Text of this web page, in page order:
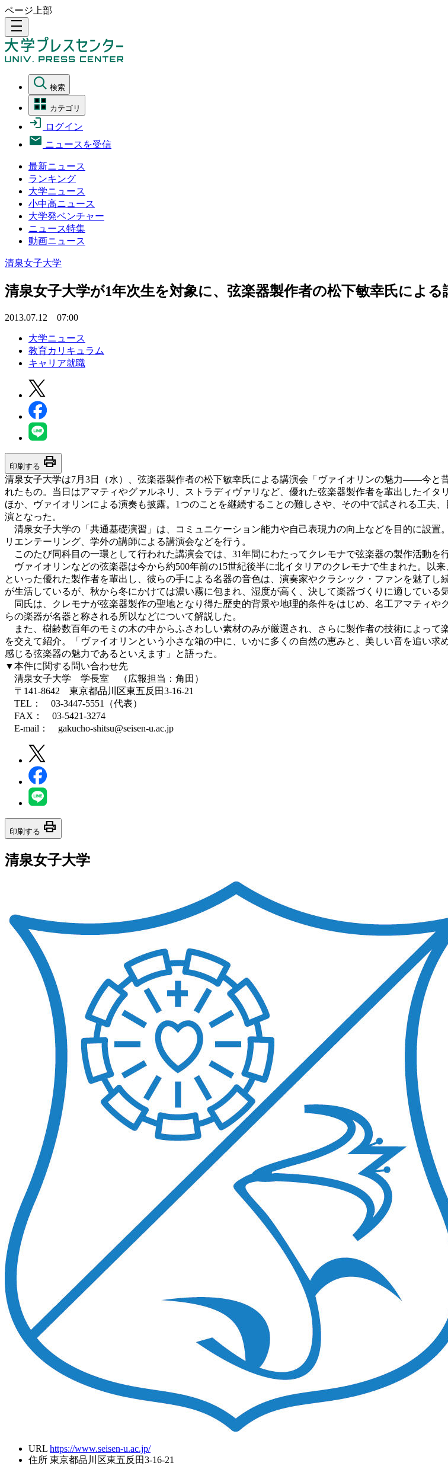
ページ上部
density_medium
検索
カテゴリ
ログイン
ニュースを受信
最新ニュース
ランキング
大学ニュース
小中高ニュース
大学発ベンチャー
ニュース特集
動画ニュース
清泉女子大学
清泉女子大学が1年次生を対象に、弦楽器製作者の松下敏幸氏によ
2013.07.12 07:00
大学ニュース
教育カリキュラム
キャリア就職
印刷する print
清泉女子大学は7月3日（水）、弦楽器製作者の松下敏幸氏による講演会「ヴァイオリンの魅力――今と
れたもの。当日はアマティやグァルネリ、ストラディヴァリなど、優れた弦楽器製作者を輩出したイ
ほか、ヴァイオリンによる演奏も披露。1つのことを継続することの難しさや、その中で試される工夫
演となった。
清泉女子大学の「共通基礎演習」は、コミュニケーション能力や自己表現力の向上などを目的に設
リエンテーリング、学外の講師による講演会などを行う。
このたび同科目の一環として行われた講演会では、31年間にわたってクレモナで弦楽器の製作活動を
ヴァイオリンなどの弦楽器は今から約500年前の15世紀後半に北イタリアのクレモナで生まれた。以
といった優れた製作者を輩出し、彼らの手による名器の音色は、演奏家やクラシック・ファンを魅了
が生活しているが、秋から冬にかけては濃い霧に包まれ、湿度が高く、決して楽器づくりに適している
同氏は、クレモナが弦楽器製作の聖地となり得た歴史的背景や地理的条件をはじめ、名工アマティ
らの楽器が名器と称される所以などについて解説した。
また、樹齢数百年のモミの木の中からふさわしい素材のみが厳選され、さらに製作者の技術によっ
を交えて紹介。「ヴァイオリンという小さな箱の中に、いかに多くの自然の恵みと、美しい音を追い
感じる弦楽器の魅力であるといえます」と語った。
▼本件に関する問い合わせ先
清泉女子大学 学長室 （広報担当：角田）
〒141-8642 東京都品川区東五反田3-16-21
TEL： 03-3447-5551（代表）
FAX： 03-5421-3274
E-mail： gakucho-shitsu@seisen-u.ac.jp
印刷する print
清泉女子大学
URL https://www.seisen-u.ac.jp/
住所 東京都品川区東五反田3-16-21